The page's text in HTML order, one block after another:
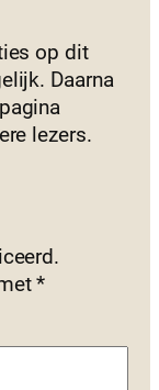
op dit
Daarna
lezers.
*